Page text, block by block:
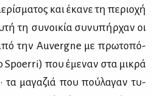
και έκα­νε τη πε­ριο­χή
τη συ­νοι­κία συ­νυ­πήρ­χαν οι
από την Auvergne με πρω­το­πό­
Spoerri) που έμε­ναν στα μι­κρά
τα μα­γα­ζιά που πού­λα­γαν τυ­